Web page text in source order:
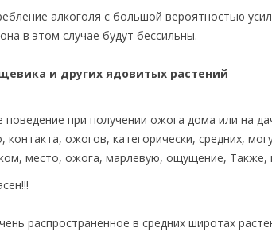
алкоголя с большой вероятностью
в этом случае будут бессильны.
и других ядовитых растений
распространенное в средних широтах